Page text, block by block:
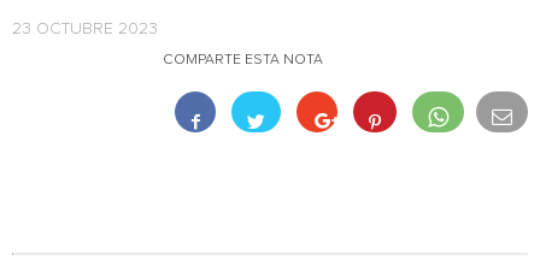
23 OCTUBRE 2023
COMPARTE ESTA NOTA